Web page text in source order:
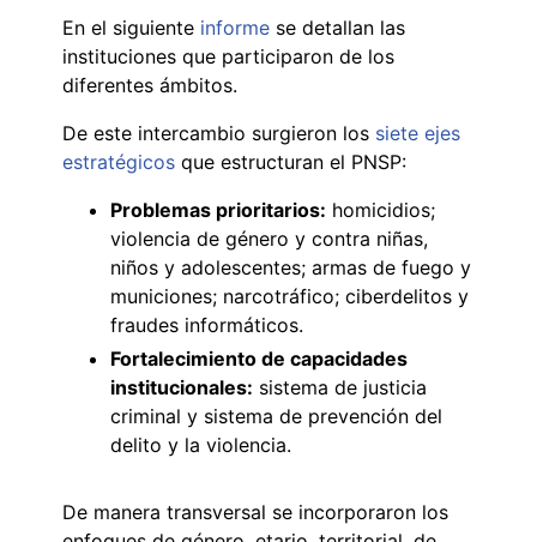
En el siguiente informe se detallan las
instituciones que participaron de los
diferentes ámbitos.
De este intercambio surgieron los siete ejes
estratégicos que estructuran el PNSP:
Problemas prioritarios: homicidios;
violencia de género y contra niñas,
niños y adolescentes; armas de fuego y
municiones; narcotráfico; ciberdelitos y
fraudes informáticos.
Fortalecimiento de capacidades
institucionales: sistema de justicia
criminal y sistema de prevención del
delito y la violencia.
De manera transversal se incorporaron los